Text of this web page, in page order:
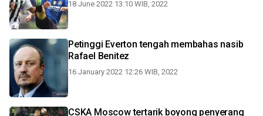
18 June 2022 13:10 WIB, 2022
Petinggi Everton tengah membahas nasib
Rafael Benitez
16 January 2022 12:26 WIB, 2022
CSKA Moscow tertarik boyong penyerang